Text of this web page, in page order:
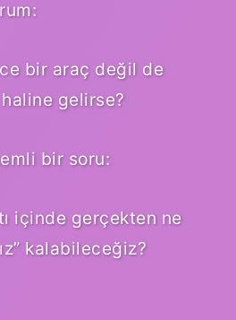
bir araç değil de
gelirse?
bir soru:
içinde gerçekten ne
kalabileceğiz?